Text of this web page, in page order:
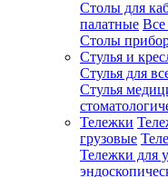
Столы для
палатные Все
Столы
Стулья и
Стулья для
Стулья
Тележки
грузовые
Тележки для